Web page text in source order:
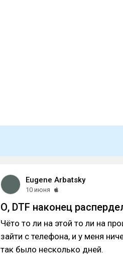
Eugene Arbatsky
10 июня
О, DTF наконец
Чёто то ли на этой то ли на
зайти с телефона, и у меня
так было несколько дней.